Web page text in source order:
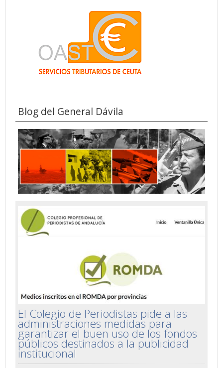
Blog del General Dávila
El Colegio de Periodistas pide a las
administraciones medidas para
garantizar el buen uso de los fondos
públicos destinados a la publicidad
institucional